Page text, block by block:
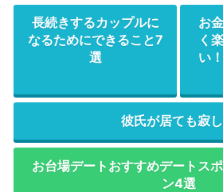
長続きするカップルに
なるためにできること7
選
お
く
い
彼氏が居ても寂
お台場デートおすすめデートス
ン4選